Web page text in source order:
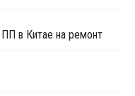
в Китае на ремонт